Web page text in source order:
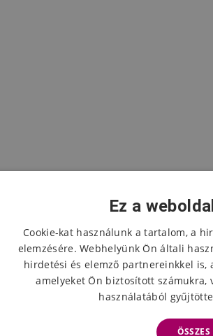
A
Ez a
Cookie-kat használunk a tartalom, a
elemzésére. Webhelyünk Ön általi
hirdetési és elemző partnereinkkel is,
amelyeket Ön biztosított számukra,
használatából